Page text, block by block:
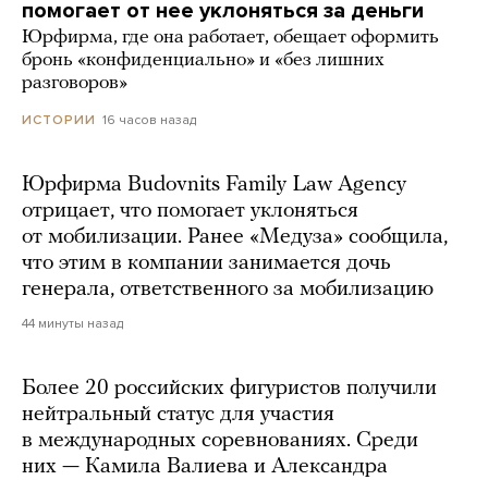
помогает от нее уклоняться за деньги
Юрфирма, где она работает, обещает оформить
бронь «конфиденциально» и «без лишних
разговоров»
ИСТОРИИ 16 часов назад
Юрфирма Budovnits Family Law Agency
отрицает, что помогает уклоняться
от мобилизации. Ранее «Медуза» сообщила,
что этим в компании занимается дочь
генерала, ответственного за мобилизацию
44 минуты назад
Более 20 российских фигуристов получили
нейтральный статус для участия
в международных соревнованиях. Среди
них — Камила Валиева и Александра